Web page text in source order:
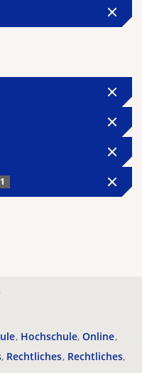
1
Hochschule Online
Rechtliches Rechtliches